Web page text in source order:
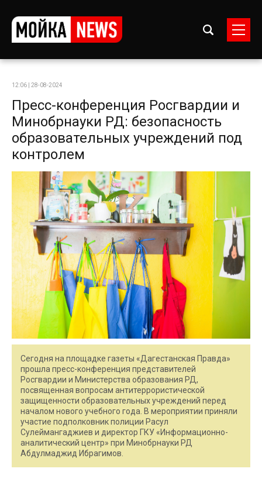
12:06 | 28-08-2024
Пресс-конференция Росгвардии и
Минобрнауки РД: безопасность
образовательных учреждений под
контролем
Сегодня на площадке газеты «Дагестанская Правда»
прошла пресс-конференция представителей
Росгвардии и Министерства образования РД,
посвященная вопросам антитеррористической
защищенности образовательных учреждений перед
началом нового учебного года. В мероприятии приняли
участие подполковник полиции Расул
Сулеймангаджиев и директор ГКУ «Информационно-
аналитический центр» при Минобрнауки РД
Абдулмаджид Ибрагимов.